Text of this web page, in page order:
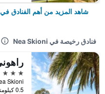
شاهد المزيد من أهم الفنادق في Nea Skioni
فنادق رخيصة في Nea Skioni
5 نجوم
0.5 كيلومتر عن وسط المدينة